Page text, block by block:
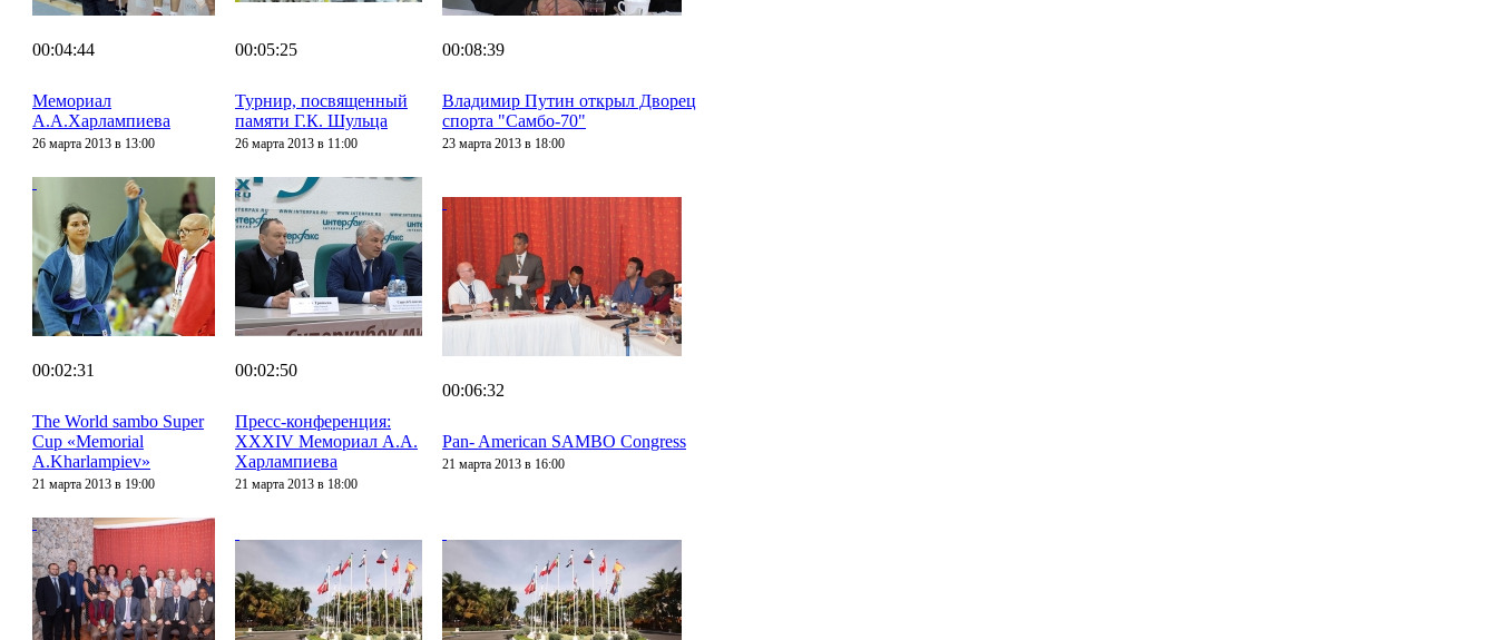
00:04:44
Мемориал
А.А.Харлампиева
26 марта 2013 в 13:00
00:05:25
Турнир, посвященный
памяти Г.К. Шульца
26 марта 2013 в 11:00
00:08:39
Владимир Путин открыл Дворец
спорта "Самбо-70"
23 марта 2013 в 18:00
00:02:31
The World sambo Super
Cup «Memorial
A.Kharlampiev»
21 марта 2013 в 19:00
00:02:50
Пресс-конференция:
XXXIV Мемориал А.А.
Харлампиева
21 марта 2013 в 18:00
00:06:32
Pan- American SAMBO Congress
21 марта 2013 в 16:00